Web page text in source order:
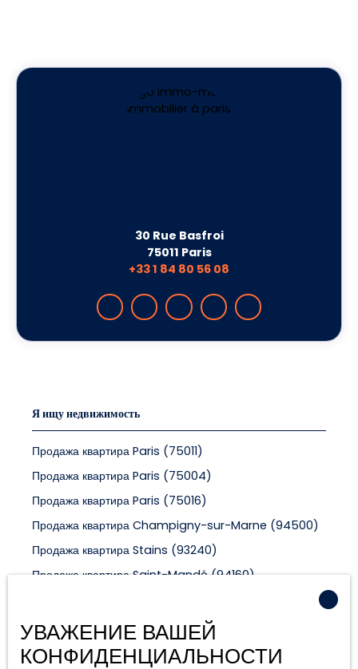
30 Rue Basfroi
75011 Paris
+33 1 84 80 56 08
Я ищу недвижимость
Продажа квартира Paris (75011)
Продажа квартира Paris (75004)
Продажа квартира Paris (75016)
Продажа квартира Champigny-sur-Marne (94500)
Продажа квартира Stains (93240)
Продажа квартира Saint-Mandé (94160)
Я владелец
УВАЖЕНИЕ ВАШЕЙ
КОНФИДЕНЦИАЛЬНОСТИ